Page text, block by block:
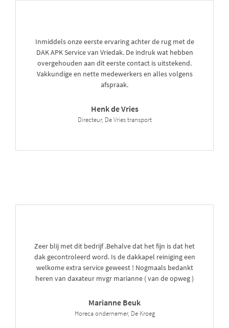
Inmiddels onze eerste ervaring achter de rug met de
DAK APK Service van Vriedak. De indruk wat hebben
overgehouden aan dit eerste contact is uitstekend.
Vakkundige en nette medewerkers en alles volgens
afspraak.
Henk de Vries
Directeur, De Vries transport
Zeer blij met dit bedrijf .Behalve dat het fijn is dat het
dak gecontroleerd word. Is de dakkapel reiniging een
welkome extra service geweest ! Nogmaals bedankt
heren van daxateur mvgr marianne ( van de opweg )
Marianne Beuk
Horeca ondernemer, De Kroeg